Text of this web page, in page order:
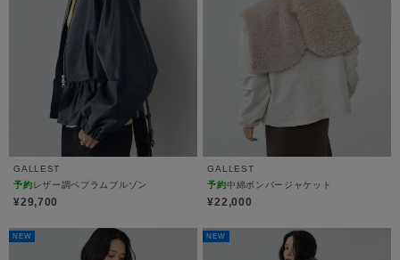
GALLEST
予約レザー調ペプラムブルゾン
¥29,700
GALLEST
予約中綿ボンバージャケット
¥22,000
NEW NEW